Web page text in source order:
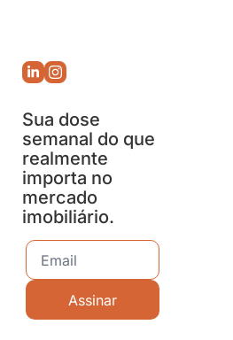
Sua dose
semanal do que
realmente
importa no
mercado
imobiliário.
Assinar